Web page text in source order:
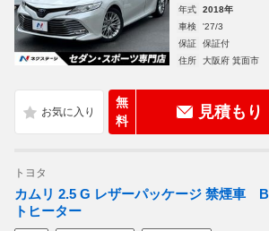
年式 2018年
車検
'27/3
保証
保証付
住所
大阪府 箕面市
無
料
見積もり
トヨタ
カムリ 2.5 G レザーパッケージ 禁煙
トヒーター